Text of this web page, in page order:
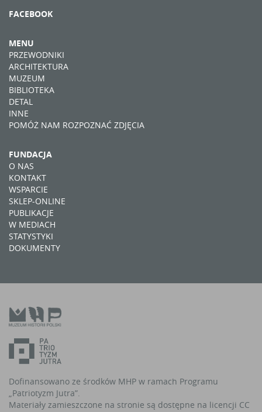
FACEBOOK
MENU
PRZEWODNIKI
ARCHITEKTURA
MUZEUM
BIBLIOTEKA
DETAL
INNE
POMÓŻ NAM ROZPOZNAĆ ZDJĘCIA
FUNDACJA
O NAS
KONTAKT
WSPARCIE
SKLEP-ONLINE
PUBLIKACJE
W MEDIACH
STATYSTYKI
DOKUMENTY
Dofinansowano ze środków MHP w ramach Programu
„Patriotyzm Jutra”.
Materiały zamieszczone na stronie są dostępne na licencji CC